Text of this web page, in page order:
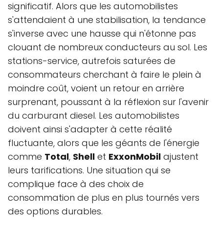
significatif. Alors que les automobilistes
s'attendaient à une stabilisation, la tendance
s'inverse avec une hausse qui n'étonne pas
clouant de nombreux conducteurs au sol. Les
stations-service, autrefois saturées de
consommateurs cherchant à faire le plein à
moindre coût, voient un retour en arrière
surprenant, poussant à la réflexion sur l'avenir
du carburant diesel. Les automobilistes
doivent ainsi s'adapter à cette réalité
fluctuante, alors que les géants de l'énergie
comme Total, Shell et ExxonMobil ajustent
leurs tarifications. Une situation qui se
complique face à des choix de
consommation de plus en plus tournés vers
des options durables.